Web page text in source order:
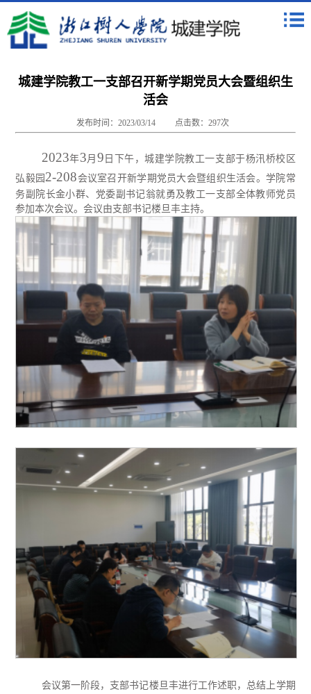
城建学院教工一支部召开新学期党员大会暨组织生
活会
发布时间：2023/03/14 点击数： 297次
2023年3 月 9 日
下午，城建学院教工一支部于杨汛桥校区
弘毅园 2-208会议室召开新学期党员大会暨组织生活会。学院常
务副院长金小群、党委副书记翁就勇及教工一支部全体教师党员
参加本次会议。会议由支部书记楼旦丰主持。
会议第一阶段，支部书记楼旦丰进行工作述职，总结上学期